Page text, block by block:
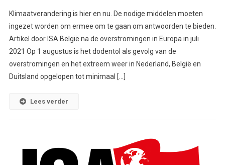
Klimaatverandering is hier en nu. De nodige middelen moeten
ingezet worden om ermee om te gaan om antwoorden te bieden.
Artikel door ISA België na de overstromingen in Europa in juli
2021 Op 1 augustus is het dodentol als gevolg van de
overstromingen en het extreem weer in Nederland, België en
Duitsland opgelopen tot minimaal […]
Lees verder